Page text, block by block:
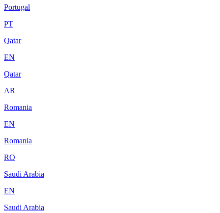
Portugal
PT
Qatar
EN
Qatar
AR
Romania
EN
Romania
RO
Saudi Arabia
EN
Saudi Arabia